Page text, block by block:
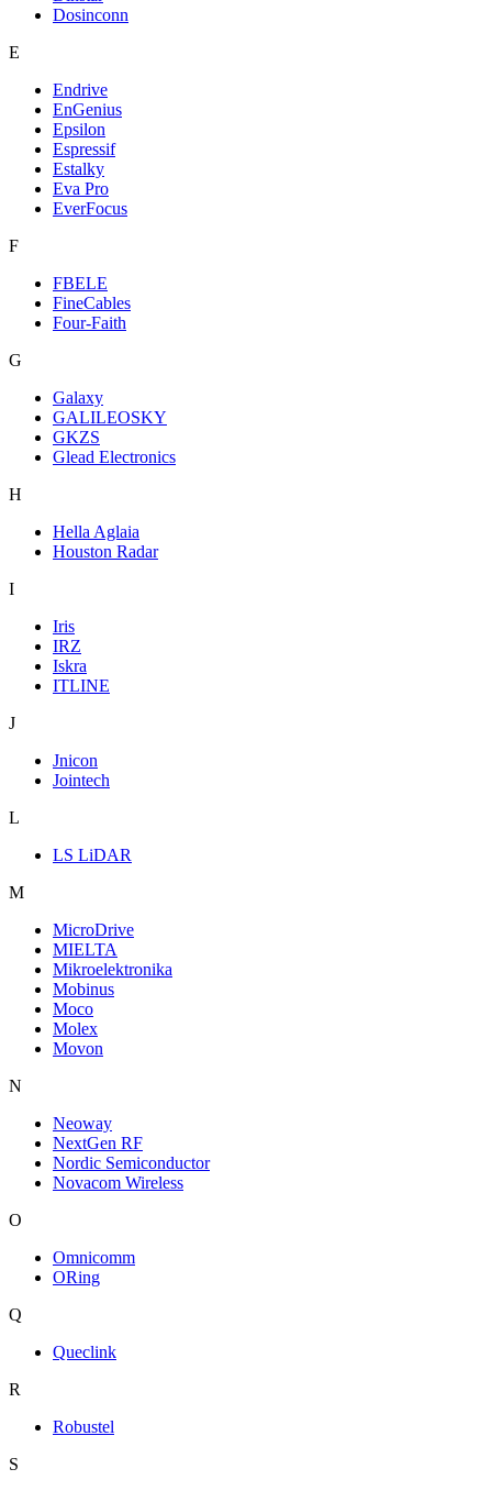
Dosinconn
E
Endrive
EnGenius
Epsilon
Espressif
Estalky
Eva Pro
EverFocus
F
FBELE
FineCables
Four-Faith
G
Galaxy
GALILEOSKY
GKZS
Glead Electronics
H
Hella Aglaia
Houston Radar
I
Iris
IRZ
Iskra
ITLINE
J
Jnicon
Jointech
L
LS LiDAR
M
MicroDrive
MIELTA
Mikroelektronika
Mobinus
Moco
Molex
Movon
N
Neoway
NextGen RF
Nordic Semiconductor
Novacom Wireless
O
Omnicomm
ORing
Q
Queclink
R
Robustel
S